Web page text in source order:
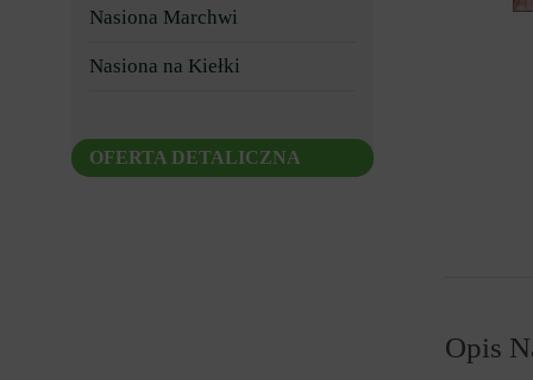
Nasiona Marchwi
Nasiona na Kiełki
OFERTA DETALICZNA
Opis